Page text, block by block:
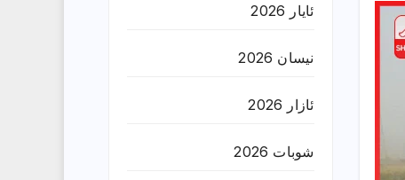
ئایار 2026
نیسان 2026
ئازار 2026
شوبات 2026